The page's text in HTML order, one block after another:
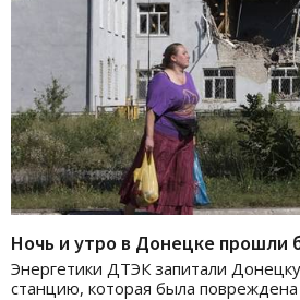
Ночь и утро в Донецке прошли
Энергетики ДТЭК запитали
станцию, которая была